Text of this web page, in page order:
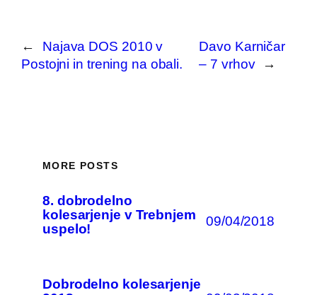
←
Najava DOS 2010 v
Postojni in trening na obali.
Davo Karničar
– 7 vrhov
→
MORE POSTS
8. dobrodelno
kolesarjenje v Trebnjem
uspelo!
09/04/2018
Dobrodelno kolesarjenje